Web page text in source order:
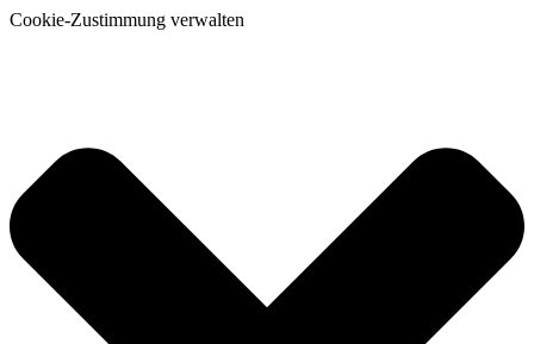
Cookie-Zustimmung verwalten